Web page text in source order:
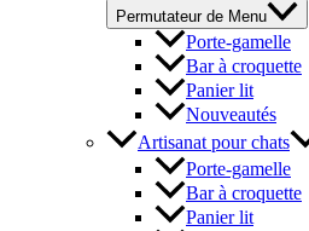
Permutateur de Menu
Porte-gamelle
Bar à croquette
Panier lit
Nouveautés
Artisanat pour chats
Porte-gamelle
Bar à croquette
Panier lit